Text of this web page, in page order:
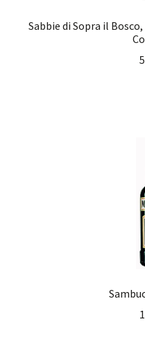
Sabbie di Sopra il